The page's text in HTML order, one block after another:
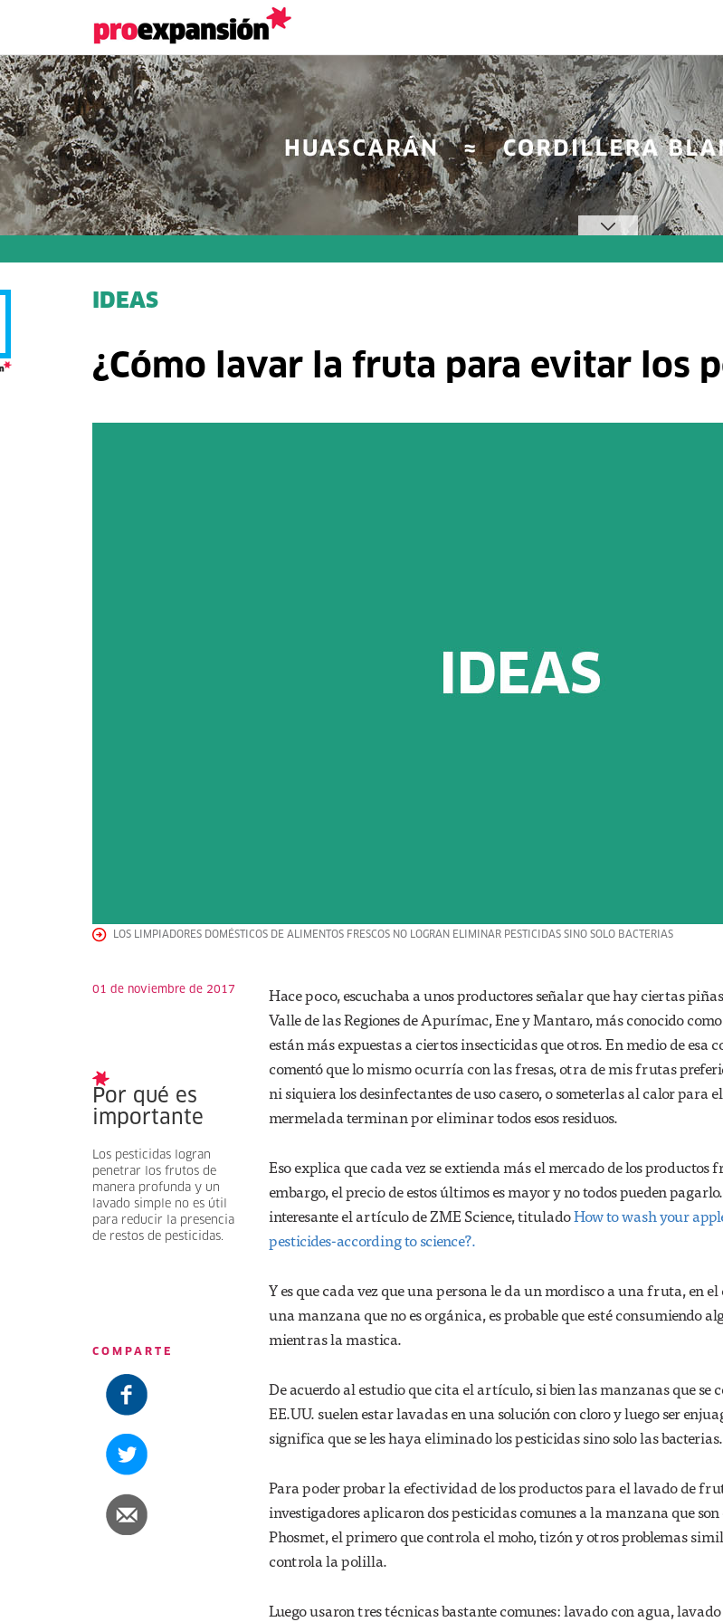
IDEAS
¿Cómo lavar la fruta para evitar los
LOS LIMPIADORES DOMÉSTICOS DE ALIMENTOS FRESCOS NO LOGRAN ELIMINAR PESTICIDAS SINO SOLO BACTERIAS
01 de noviembre de 2017
Por qué es
importante
Los pesticidas logran
penetrar los frutos de
manera profunda y un
lavado simple no es útil
para reducir la presencia
de restos de pesticidas.
COMPARTE
Hace poco, escuchaba a unos productores señalar que hay ciertas
Valle de las Regiones de Apurímac, Ene y Mantaro, más conocido
están más expuestas a ciertos insecticidas que otros. En medio de esa
comentó que lo mismo ocurría con las fresas, otra de mis frutas
ni siquiera los desinfectantes de uso casero, o someterlas al calor para
mermelada terminan por eliminar todos esos residuos.
Eso explica que cada vez se extienda más el mercado de los productos
embargo, el precio de estos últimos es mayor y no todos pueden
interesante el artículo de ZME Science, tituladoHow to wash your
pesticides-according to science?.
Y es que cada vez que una persona le da un mordisco a una fruta, en
una manzana que no es orgánica, es probable que esté consumiendo
mientras la mastica.
De acuerdo al estudio que cita el artículo, si bien las manzanas que se
EE.UU. suelen estar lavadas en una solución con cloro y luego ser
significa que se les haya eliminado los pesticidas sino solo las bacterias.
Para poder probar la efectividad de los productos para el lavado de
investigadores aplicaron dos pesticidas comunes a la manzana que
Phosmet, el primero que controla el moho, tizón y otros problemas
controla la polilla.
Luego usaron tres técnicas bastante comunes: lavado con agua,